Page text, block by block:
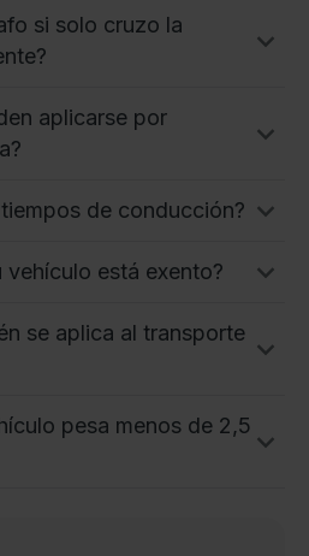
si solo cruzo la
aplicarse por
de conducción?
está exento?
se aplica al transporte
pesa menos de 2,5